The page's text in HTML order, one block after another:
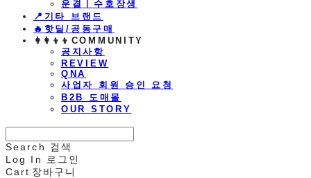
운결ㅣ수호장생
📍기타 브랜드
🔥핫딜/공동구매
👩‍👩‍👦‍👦COMMUNITY
공지사항
REVIEW
QNA
사업자 회원 승인 요청
B2B 도매몰
OUR STORY
Search
검색
Log In
로그인
Cart 장바구니